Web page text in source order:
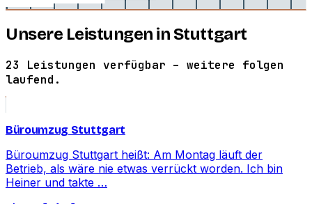
Unsere Leistungen in Stuttgart
23 Leistungen verfügbar – weitere folgen
laufend.
Büroumzug Stuttgart
Büroumzug Stuttgart heißt: Am Montag läuft der
Betrieb, als wäre nie etwas verrückt worden. Ich bin
Heiner und takte …